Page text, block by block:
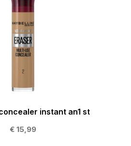
instant an1 st
€ 15,99